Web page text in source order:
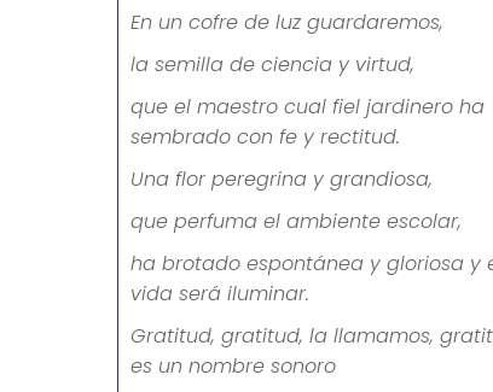
En un cofre de luz guardaremos,
la semilla de ciencia y virtud,
que el maestro cual fiel jardinero ha
sembrado con fe y rectitud.
Una flor peregrina y grandiosa,
que perfuma el ambiente escolar,
ha brotado espontánea y gloriosa y
vida será iluminar.
Gratitud, gratitud, la llamamos,
es un nombre sonoro